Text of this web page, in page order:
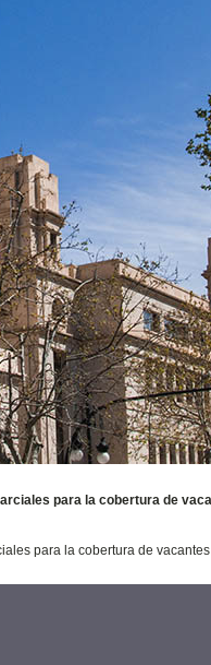
para la cobertura de
para la cobertura de